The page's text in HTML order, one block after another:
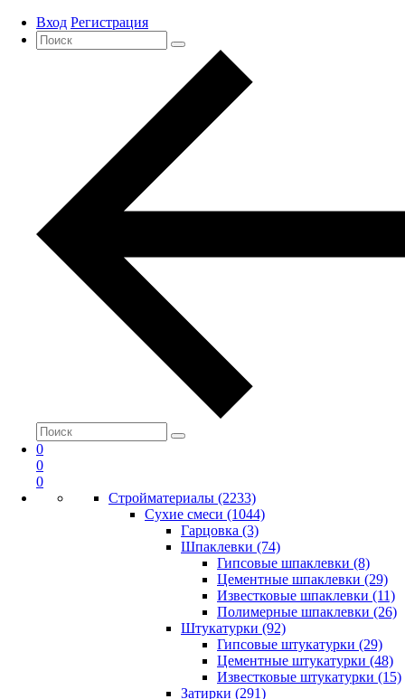
Вход Регистрация
0
0
0
Стройматериалы (2233)
Сухие смеси (1044)
Гарцовка (3)
Шпаклевки (74)
Гипсовые шпаклевки (8)
Цементные шпаклевки (29)
Известковые шпаклевки (11)
Полимерные шпаклевки (26)
Штукатурки (92)
Гипсовые штукатурки (29)
Цементные штукатурки (48)
Известковые штукатурки (15)
Затирки (291)